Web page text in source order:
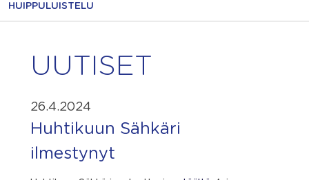
HUIPPULUISTELU
UUTISET
26.4.2024
Huhtikuun Sähkäri
ilmestynyt